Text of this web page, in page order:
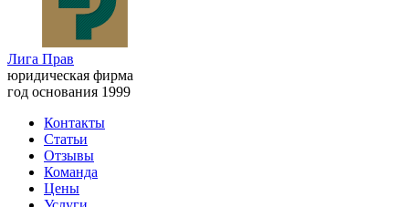
Лига Прав
юридическая фирма
год основания 1999
Контакты
Статьи
Отзывы
Команда
Цены